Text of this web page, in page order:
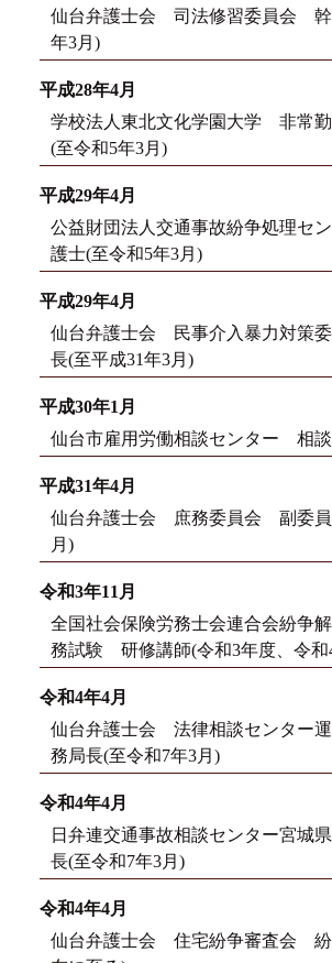
仙台弁護士会 司法修習委員会 幹
年3月)
平成28年4月
学校法人東北文化学園大学 非常
(至令和5年3月)
平成29年4月
公益財団法人交通事故紛争処理セ
護士(至令和5年3月)
平成29年4月
仙台弁護士会 民事介入暴力対策
長(至平成31年3月)
平成30年1月
仙台市雇用労働相談センター 相
平成31年4月
仙台弁護士会 庶務委員会 副委員
月)
令和3年11月
全国社会保険労務士会連合会紛争
務試験 研修講師(令和3年度、令和
令和4年4月
仙台弁護士会 法律相談センター
務局長(至令和7年3月)
令和4年4月
日弁連交通事故相談センター宮城
長(至令和7年3月)
令和4年4月
仙台弁護士会 住宅紛争審査会 紛